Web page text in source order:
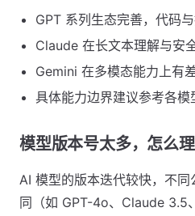
GPT 系列生态完善，代码
Claude 在长文本理解与安
Gemini 在多模态能力上有
具体能力边界建议参考各模
模型版本号太多，怎么理
AI 模型的版本迭代较快，不
同（如 GPT-4o、Claude 3.5